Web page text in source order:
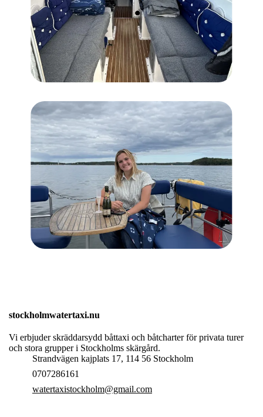
stockholmwatertaxi.nu
Vi erbjuder skräddarsydd båttaxi och båtcharter för privata turer
och stora grupper i Stockholms skärgård.
Strandvägen kajplats 17, 114 56 Stockholm
0707286161
watertaxistockholm@gmail.com